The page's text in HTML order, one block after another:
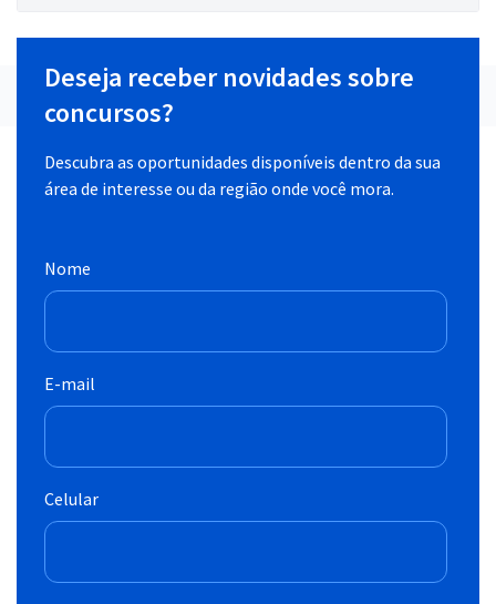
Deseja receber novidades sobre
concursos?
Descubra as oportunidades disponíveis dentro da sua
área de interesse ou da região onde você mora.
Nome
E-mail
Celular